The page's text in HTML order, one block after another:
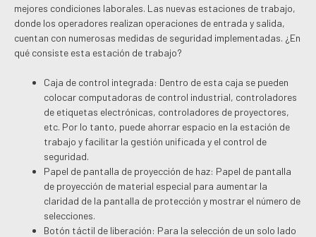
mejores condiciones laborales. Las nuevas estaciones de trabajo,
donde los operadores realizan operaciones de entrada y salida,
cuentan con numerosas medidas de seguridad implementadas. ¿En
qué consiste esta estación de trabajo?
Caja de control integrada: Dentro de esta caja se pueden
colocar computadoras de control industrial, controladores
de etiquetas electrónicas, controladores de proyectores,
etc. Por lo tanto, puede ahorrar espacio en la estación de
trabajo y facilitar la gestión unificada y el control de
seguridad.
Papel de pantalla de proyección de haz: Papel de pantalla
de proyección de material especial para aumentar la
claridad de la pantalla de protección y mostrar el número de
selecciones.
Botón táctil de liberación: Para la selección de un solo lado